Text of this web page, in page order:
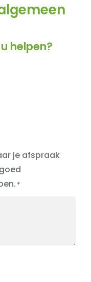
helpen?
je afspraak